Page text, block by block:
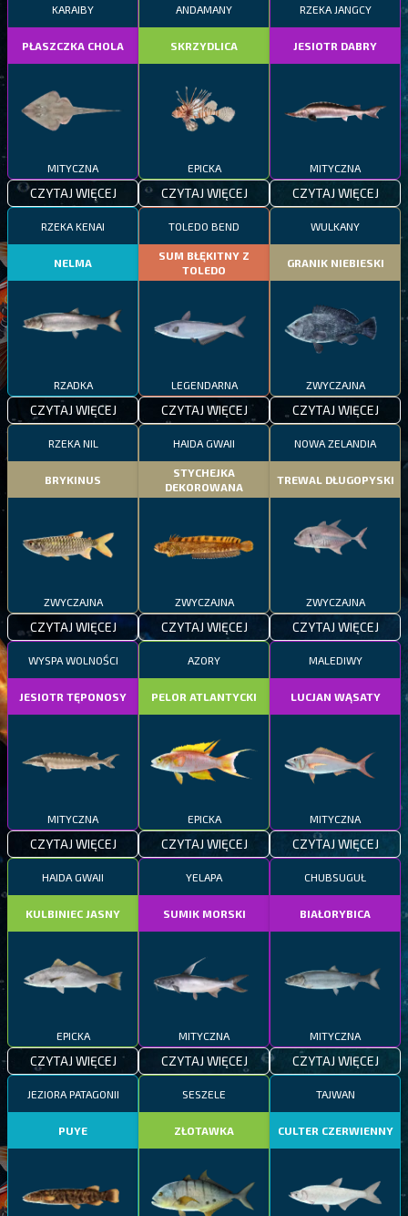
KARAIBY
PŁASZCZKA CHOLA
MITYCZNA
CZYTAJ WIĘCEJ
ANDAMANY
SKRZYDLICA
EPICKA
CZYTAJ WIĘCEJ
RZEKA JANGCY
JESIOTR DABRY
MITYCZNA
CZYTAJ WIĘCEJ
RZEKA KENAI
NELMA
RZADKA
CZYTAJ WIĘCEJ
TOLEDO BEND
SUM BŁĘKITNY Z
TOLEDO
LEGENDARNA
CZYTAJ WIĘCEJ
WULKANY
GRANIK NIEBIESKI
ZWYCZAJNA
CZYTAJ WIĘCEJ
RZEKA NIL
BRYKINUS
ZWYCZAJNA
CZYTAJ WIĘCEJ
HAIDA GWAII
STYCHEJKA
DEKOROWANA
ZWYCZAJNA
CZYTAJ WIĘCEJ
NOWA ZELANDIA
TREWAL DŁUGOPYSKI
ZWYCZAJNA
CZYTAJ WIĘCEJ
WYSPA WOLNOŚCI
JESIOTR TĘPONOSY
MITYCZNA
CZYTAJ WIĘCEJ
AZORY
PELOR ATLANTYCKI
EPICKA
CZYTAJ WIĘCEJ
MALEDIWY
LUCJAN WĄSATY
MITYCZNA
CZYTAJ WIĘCEJ
HAIDA GWAII
KULBINIEC JASNY
EPICKA
CZYTAJ WIĘCEJ
YELAPA
SUMIK MORSKI
MITYCZNA
CZYTAJ WIĘCEJ
CHUBSUGUŁ
BIAŁORYBICA
MITYCZNA
CZYTAJ WIĘCEJ
JEZIORA PATAGONII
PUYE
SESZELE
ZŁOTAWKA
TAJWAN
CULTER CZERWIENNY